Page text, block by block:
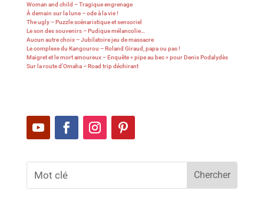
Woman and child – Tragique engrenage
À demain sur la lune – ode à la vie !
The ugly – Puzzle scénaristique et sensoriel
Le son des souvenirs – Pudique mélancolie…
Aucun autre choix – Jubilatoire jeu de massacre
Le complexe du Kangourou – Roland Giraud, papa ou pas !
Maigret et le mort amoureux – Enquête « pipe au bec » pour Denis Podalydès
Sur la route d’Omaha – Road trip déchirant